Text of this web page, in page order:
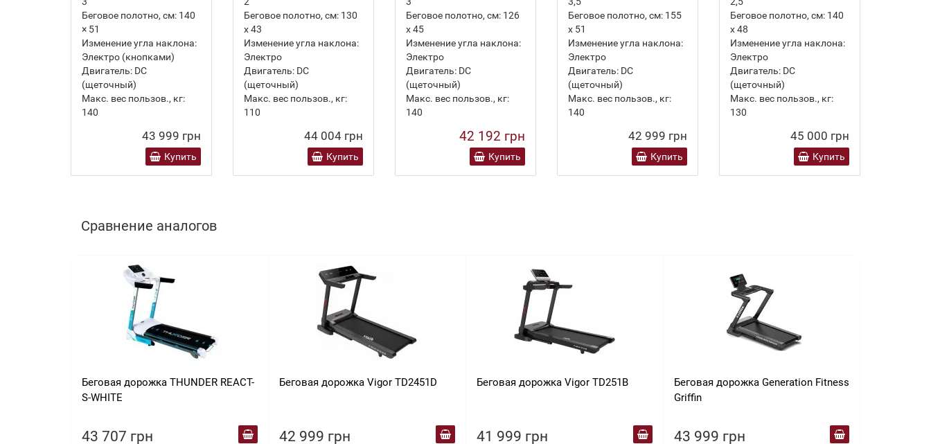
Беговое полотно, см: 140
× 51
Изменение угла наклона:
Электро (кнопками)
Двигатель: DC
(щеточный)
Макс. вес пользов., кг:
140
43 999 грн
Купить
Беговое полотно, см: 130
х 43
Изменение угла наклона:
Электро
Двигатель: DC
(щеточный)
Макс. вес пользов., кг:
110
44 004 грн
Купить
Беговое полотно, см: 126
х 45
Изменение угла наклона:
Электро
Двигатель: DC
(щеточный)
Макс. вес пользов., кг:
140
42 192 грн
Купить
Беговое полотно, см: 155
х 51
Изменение угла наклона:
Электро
Двигатель: DC
(щеточный)
Макс. вес пользов., кг:
140
42 999 грн
Купить
Беговое полотно, см: 140
х 48
Изменение угла наклона:
Электро
Двигатель: DC
(щеточный)
Макс. вес пользов., кг:
130
45 000 грн
Купить
Сравнение аналогов
Беговая дорожка THUNDER REACT-
S-WHITE
43 707 грн
Беговая дорожка Vigor TD2451D
42 999 грн
Беговая дорожка Vigor TD251B
41 999 грн
Беговая дорожка Generation Fitness
Griffin
43 999 грн